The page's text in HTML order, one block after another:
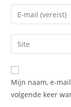
(gebruikers)naam
reageren
Vul
je
e-
mail
om
te
kunnen
Vul
je
website
URL
(optioneel)
Mijn naam, e-
volgende keer